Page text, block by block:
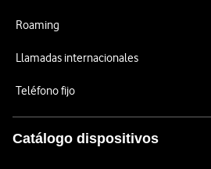
Roaming
Llamadas internacionales
Teléfono fijo
Catálogo dispositivos